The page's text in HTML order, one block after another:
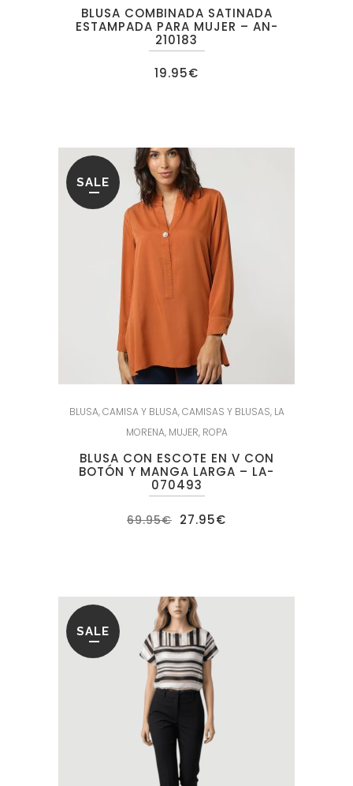
BLUSA COMBINADA SATINADA
ESTAMPADA PARA MUJER – AN-
210183
19.95€
SALE
BLUSA,CAMISA Y BLUSA,CAMISAS Y BLUSAS, LA
MORENA, MUJER, ROPA
BLUSA CON ESCOTE EN V CON
BOTÓN Y MANGA LARGA – LA-
070493
69.95€ El
precio
27.95€
SALE